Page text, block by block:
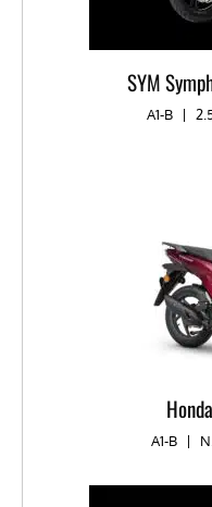
SYM
A1-B |
A1-B |